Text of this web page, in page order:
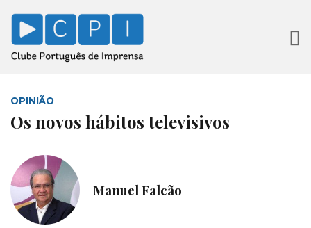
OPINIÃO
Os novos hábitos televisivos
Manuel Falcão